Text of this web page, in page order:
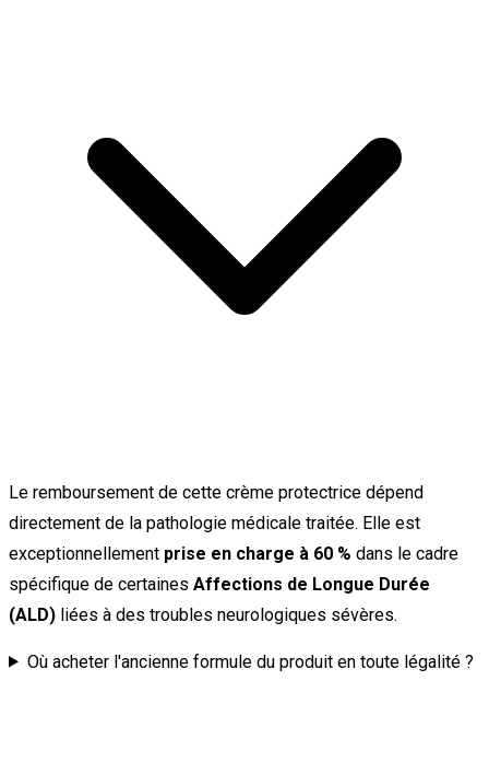
Le remboursement de cette crème protectrice dépend
directement de la pathologie médicale traitée. Elle est
exceptionnellement prise en charge à 60 % dans le cadre
spécifique de certaines Affections de Longue Durée
(ALD) liées à des troubles neurologiques sévères.
Où acheter l'ancienne formule du produit en toute légalité ?